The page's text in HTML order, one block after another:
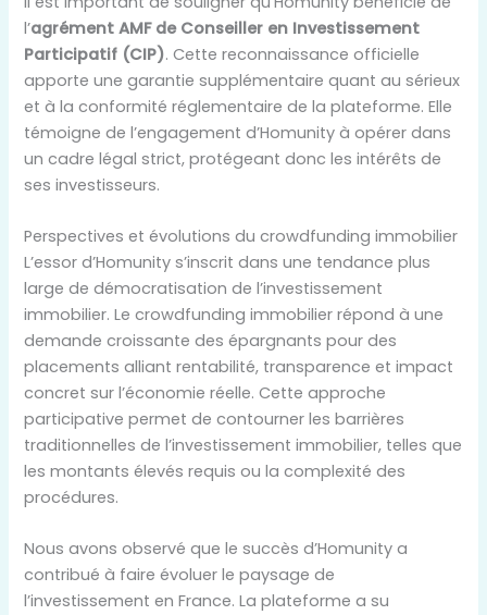
l’agrément AMF de Conseiller en Investissement
Participatif (CIP). Cette reconnaissance officielle
apporte une garantie supplémentaire quant au sérieux
et à la conformité réglementaire de la plateforme. Elle
témoigne de l’engagement d’Homunity à opérer dans
un cadre légal strict, protégeant donc les intérêts de
ses investisseurs.
Perspectives et évolutions du crowdfunding immobilier
L’essor d’Homunity s’inscrit dans une tendance plus
large de démocratisation de l’investissement
immobilier. Le crowdfunding immobilier répond à une
demande croissante des épargnants pour des
placements alliant rentabilité, transparence et impact
concret sur l’économie réelle. Cette approche
participative permet de contourner les barrières
traditionnelles de l’investissement immobilier, telles que
les montants élevés requis ou la complexité des
procédures.
Nous avons observé que le succès d’Homunity a
contribué à faire évoluer le paysage de
l’investissement en France. La plateforme a su